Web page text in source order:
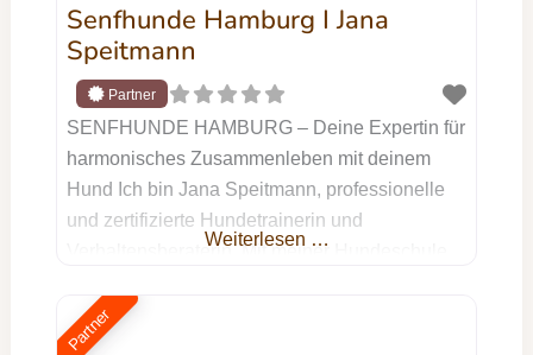
Senfhunde Hamburg I Jana
Speitmann
SENFHUNDE HAMBURG – Deine Expertin für
harmonisches Zusammenleben mit deinem
Hund Ich bin Jana Speitmann, professionelle
und zertifizierte Hundetrainerin und
Verhaltensberaterin. Mit meiner Hundeschule
und deinen Hund dabei, ein harmonisches
Miteinander zu erreichen – egal, ob du einen
Weiterlesen …
Partner